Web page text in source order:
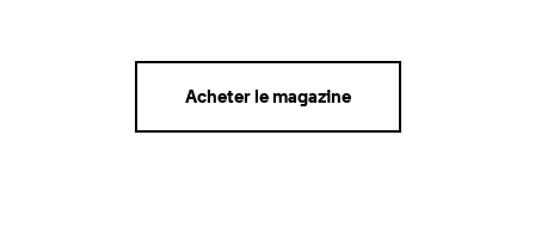
Acheter le magazine